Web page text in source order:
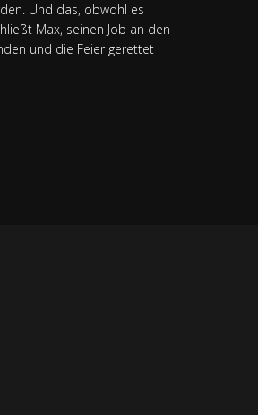
Und das, obwohl es
Max, seinen Job an den
und die Feier gerettet